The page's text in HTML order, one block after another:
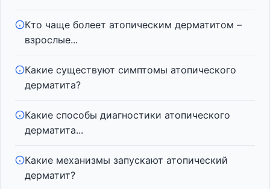
Кто чаще болеет атопическим дерматитом –
взрослые...
Какие существуют симптомы атопического
дерматита?
Какие способы диагностики атопического
дерматита...
Какие механизмы запускают атопический
дерматит?